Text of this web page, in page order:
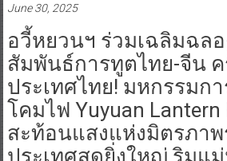
June 30, 2025
อวี้หยวนฯ ร่วมเฉลิมฉล
สัมพันธ์การทูตไทย-จีน ค
ประเทศไทย! มหกรรมก
โคมไฟ Yuyuan Lantern
สะท้อนแสงแห่งมิตรภาพ
ประเทศสุดยิ่งใหญ่ ริมแม่